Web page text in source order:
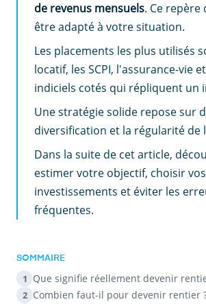
de revenus mensuels. Ce
être adapté à votre situation.
Les placements les plus utilisés
locatif, les SCPI, l'assurance-vie
indiciels cotés qui répliquent un
Une stratégie solide repose sur
diversification et la régularité de
Dans la suite de cet article,
estimer votre objectif, choisir vos
investissements et éviter les
fréquentes.
SOMMAIRE
1 Que signifie réellement devenir
2 Combien faut-il pour devenir rentier